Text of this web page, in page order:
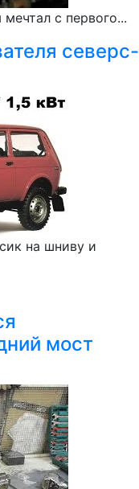
с первого...
северс-
на шниву и
мост